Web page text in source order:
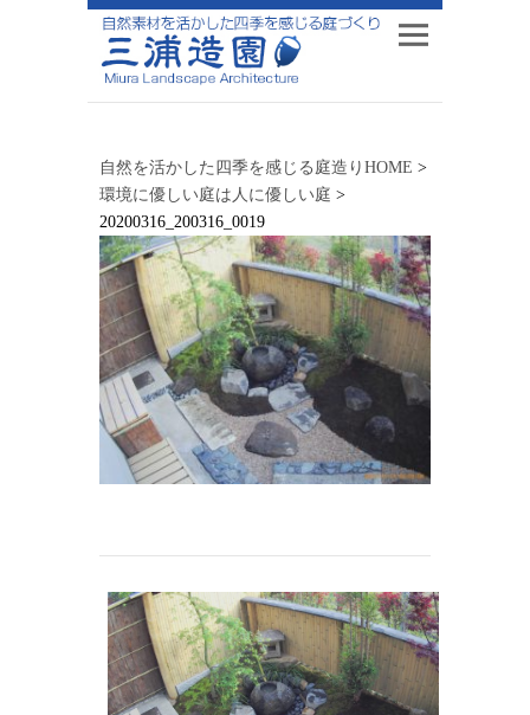
自然を活かした四季を感じる庭造りHOME >
環境に優しい庭は人に優しい庭 >
20200316_200316_0019